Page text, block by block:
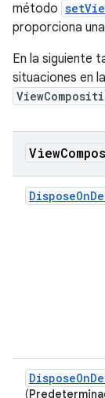
método
proporciona
En la siguiente
situaciones en
View
(